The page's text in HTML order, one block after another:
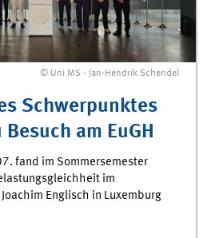
© Uni MS - Jan-Hendrik Schendel
Schwerpunktes
am EuGH
fand im Sommersemester
im
Englisch in Luxemburg